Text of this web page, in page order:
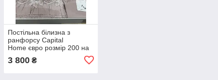
Постільна білизна з
ранфорсу Capital
Home євро розмір 200 на
3 800 ₴